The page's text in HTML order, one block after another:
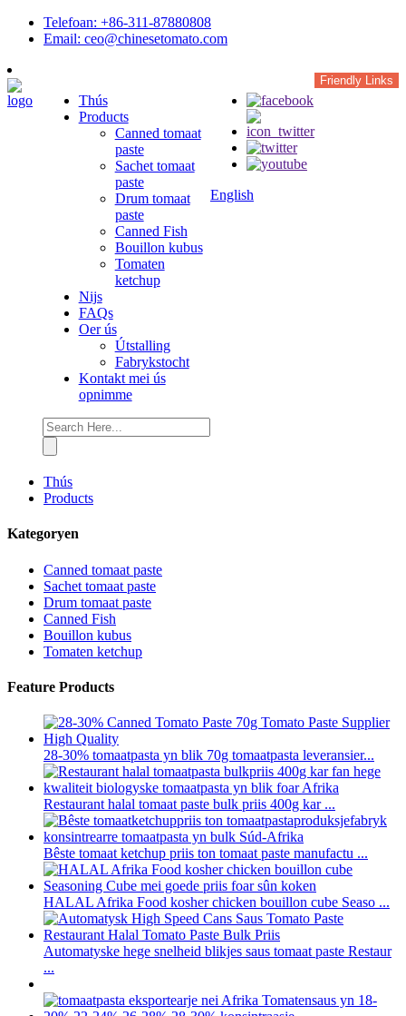
Telefoan: +86-311-87880808
Email: ceo@chinesetomato.com
Friendly Links
Thús
Products
Canned tomaat
paste
Sachet tomaat
paste
Drum tomaat
paste
Canned Fish
Bouillon kubus
Tomaten
ketchup
Nijs
FAQs
Oer ús
Útstalling
Fabrykstocht
Kontakt mei ús
opnimme
English
Thús
Products
Kategoryen
Canned tomaat paste
Sachet tomaat paste
Drum tomaat paste
Canned Fish
Bouillon kubus
Tomaten ketchup
Feature Products
28-30% tomaatpasta yn blik 70g tomaatpasta leveransier...
Restaurant halal tomaat paste bulk priis 400g kar ...
Bêste tomaat ketchup priis ton tomaat paste manufactu ...
HALAL Afrika Food kosher chicken bouillon cube Seaso ...
Automatyske hege snelheid blikjes saus tomaat paste Restaur
...